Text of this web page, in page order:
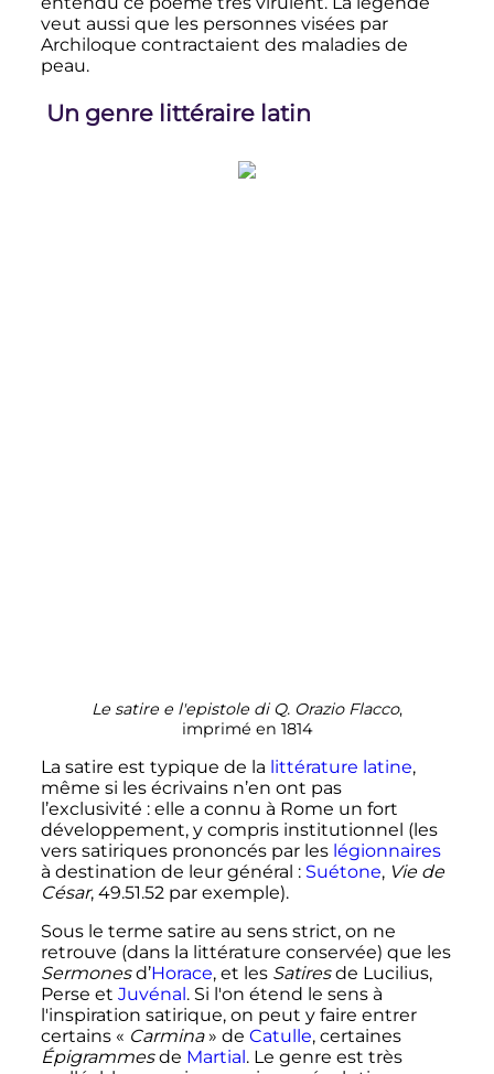
veut aussi que les personnes visées par
Archiloque contractaient des maladies de
peau.
Un genre littéraire latin
Le satire e l'epistole di Q. Orazio Flacco,
imprimé en 1814
La satire est typique de la littérature latine,
même si les écrivains n’en ont pas
l’exclusivité : elle a connu à Rome un fort
développement, y compris institutionnel (les
vers satiriques prononcés par les légionnaires
à destination de leur général : Suétone, Vie de
César, 49.51.52 par exemple).
Sous le terme satire au sens strict, on ne
retrouve (dans la littérature conservée) que les
Sermonesd’Horace, et les Satiresde Lucilius,
Perse et Juvénal. Si l'on étend le sens à
l'inspiration satirique, on peut y faire entrer
certains « Carmina » de Catulle, certaines
Épigrammesde Martial. Le genre est très